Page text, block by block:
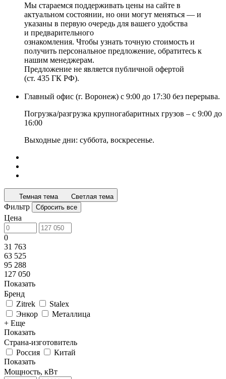
Мы стараемся поддерживать цены на сайте в
актуальном состоянии, но они могут меняться — и
указаны в первую очередь для вашего удобства
и предварительного
ознакомления. Чтобы узнать точную стоимость и
получить персональное предложение, обратитесь к
нашим менеджерам.
Предложение не является публичной офертой
(ст. 435 ГК РФ).
Главный офис (г. Воронеж) с 9:00 до 17:30 без перерыва.
Погрузка/разгрузка крупногабаритных грузов – с 9:00 до
16:00
Выходные дни: суббота, воскресенье.
Темная тема Светлая тема
Фильтр Сбросить все
Цена
0
31 763
63 525
95 288
127 050
Показать
Бренд
Zitrek
Stalex
Энкор
Металлица
+ Еще
Показать
Страна-изготовитель
Россия
Китай
Показать
Мощность, кВт